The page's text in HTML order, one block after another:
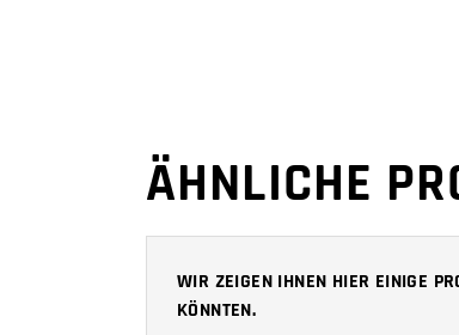
ÄHNLICHE
WIR ZEIGEN IHNEN HIER EINIGE
KÖNNTEN.